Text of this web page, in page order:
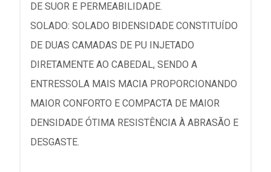
DE SUOR E PERMEABILIDADE.
SOLADO: SOLADO BIDENSIDADE CONSTITUÍDO
DE DUAS CAMADAS DE PU INJETADO
DIRETAMENTE AO CABEDAL, SENDO A
ENTRESSOLA MAIS MACIA PROPORCIONANDO
MAIOR CONFORTO E COMPACTA DE MAIOR
DENSIDADE ÓTIMA RESISTÊNCIA À ABRASÃO E
DESGASTE.